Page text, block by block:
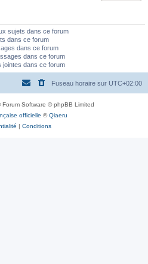
sujets dans ce forum
dans ce forum
dans ce forum
dans ce forum
jointes dans ce forum
Fuseau horaire sur UTC+02:00
Forum Software © phpBB Limited
officielle ©Qiaeru
| Conditions